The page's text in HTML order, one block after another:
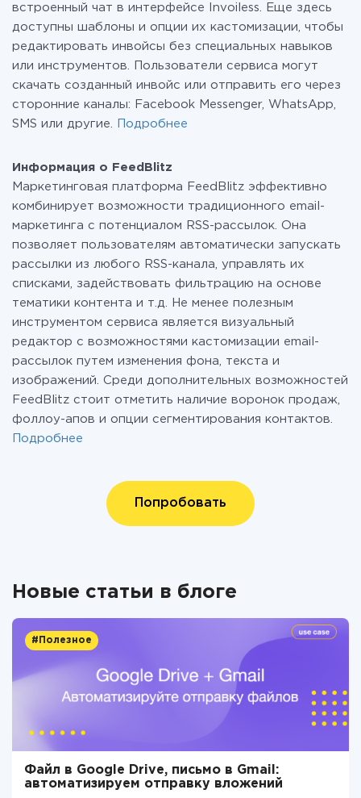
встроенный чат в интерфейсе Invoiless. Еще здесь
доступны шаблоны и опции их кастомизации, чтобы
редактировать инвойсы без специальных навыков
или инструментов. Пользователи сервиса могут
скачать созданный инвойс или отправить его через
сторонние каналы: Facebook Messenger, WhatsApp,
SMS или другие.
Подробнее
Информация о FeedBlitz
Маркетинговая платформа FeedBlitz эффективно
комбинирует возможности традиционного email-
маркетинга с потенциалом RSS-рассылок. Она
позволяет пользователям автоматически запускать
рассылки из любого RSS-канала, управлять их
списками, задействовать фильтрацию на основе
тематики контента и т.д. Не менее полезным
инструментом сервиса является визуальный
редактор с возможностями кастомизации email-
рассылок путем изменения фона, текста и
изображений. Среди дополнительных возможностей
FeedBlitz стоит отметить наличие воронок продаж,
фоллоу-апов и опции сегментирования контактов.
Подробнее
Попробовать
Новые статьи в блоге
#Полезное
Файл в Google Drive, письмо в Gmail:
автоматизируем отправку вложений